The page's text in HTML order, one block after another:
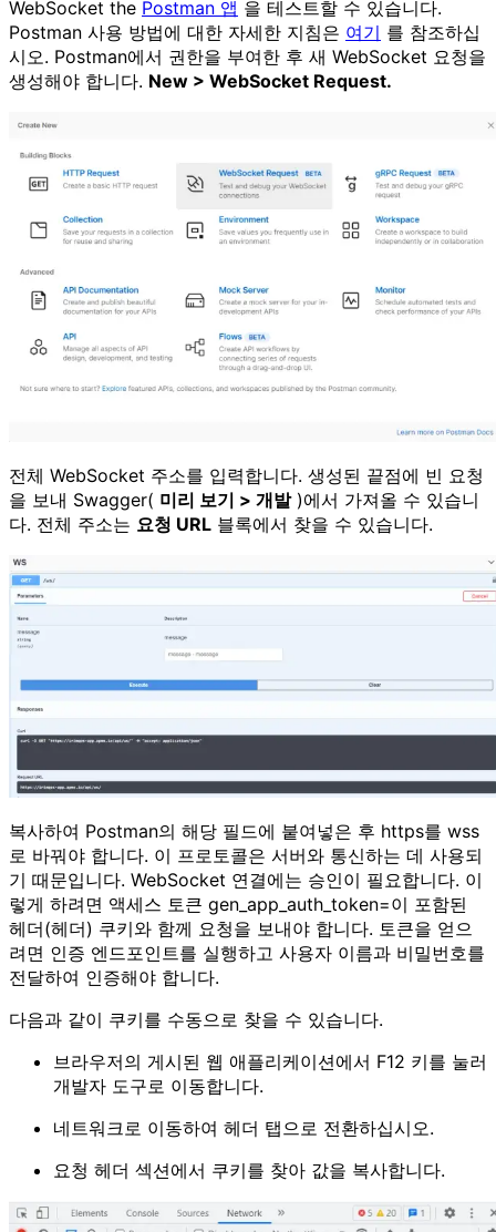
WebSocket the Postman 앱 을 테스트할 수 있습니다.
Postman 사용 방법에 대한 자세한 지침은 여기 를 참조하십
시오. Postman에서 권한을 부여한 후 새 WebSocket 요청을
생성해야 합니다. New > WebSocket Request.
전체 WebSocket 주소를 입력합니다. 생성된 끝점에 빈 요청
을 보내 Swagger( 미리 보기 > 개발)에서 가져올 수 있습니
다. 전체 주소는 요청 URL 블록에서 찾을 수 있습니다.
복사하여 Postman의 해당 필드에 붙여넣은 후 https를 wss
로 바꿔야 합니다. 이 프로토콜은 서버와 통신하는 데 사용되
기 때문입니다. WebSocket 연결에는 승인이 필요합니다. 이
렇게 하려면 액세스 토큰 gen_app_auth_token=이 포함된
헤더(헤더) 쿠키와 함께 요청을 보내야 합니다. 토큰을 얻으
려면 인증 엔드포인트를 실행하고 사용자 이름과 비밀번호를
전달하여 인증해야 합니다.
다음과 같이 쿠키를 수동으로 찾을 수 있습니다.
브라우저의 게시된 웹 애플리케이션에서 F12 키를 눌러
개발자 도구로 이동합니다.
네트워크로 이동하여 헤더 탭으로 전환하십시오.
요청 헤더 섹션에서 쿠키를 찾아 값을 복사합니다.